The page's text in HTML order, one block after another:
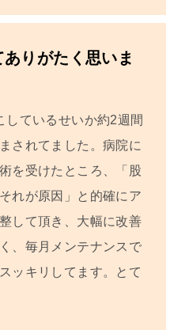
ありがたく思いま
しているせいか約2週間
されてました。病院に
を受けたところ、「股
れが原因」と的確にア
して頂き、大幅に改善
、毎月メンテナンスで
ッキリしてます。とて